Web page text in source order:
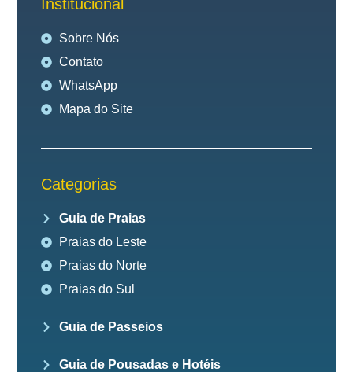
Institucional
Sobre Nós
Contato
WhatsApp
Mapa do Site
Categorias
Guia de Praias
Praias do Leste
Praias do Norte
Praias do Sul
Guia de Passeios
Guia de Pousadas e Hotéis